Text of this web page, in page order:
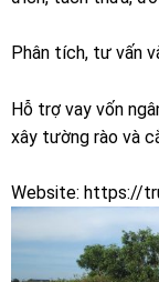
Phân tích, tư vấn
Hỗ trợ vay vốn
xây tường rào và
Website: https://